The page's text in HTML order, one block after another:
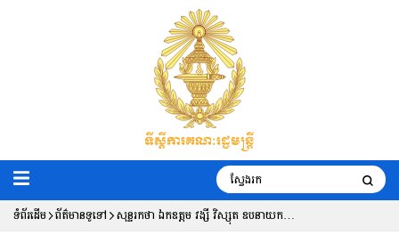
ទំព័រដើម ព័ត៌មានទូទៅ សុន្ទរកថា ឯកឧត្ដម វង្សី វិស្សុត ឧបនាយក